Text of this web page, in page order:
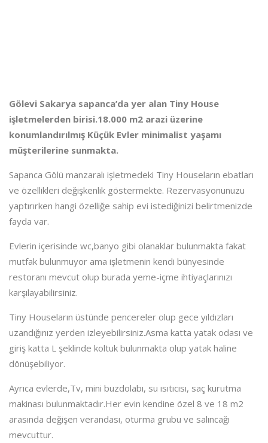
Gölevi Sakarya sapanca’da yer alan Tiny House
işletmelerden birisi.18.000 m2 arazi üzerine
konumlandırılmış Küçük Evler minimalist yaşamı
müşterilerine sunmakta.
Sapanca Gölü manzaralı işletmedeki Tiny Houseların ebatları
ve özellikleri değişkenlik göstermekte. Rezervasyonunuzu
yaptırırken hangi özelliğe sahip evi istediğinizi belirtmenizde
fayda var.
Evlerin içerisinde wc,banyo gibi olanaklar bulunmakta fakat
mutfak bulunmuyor ama işletmenin kendi bünyesinde
restoranı mevcut olup burada yeme-içme ihtiyaçlarınızı
karşılayabilirsiniz.
Tiny Houseların üstünde pencereler olup gece yıldızları
uzandığınız yerden izleyebilirsiniz.Asma katta yatak odası ve
giriş katta L şeklinde koltuk bulunmakta olup yatak haline
dönüşebiliyor.
Ayrıca evlerde,Tv, mini buzdolabı, su ısıtıcısı, saç kurutma
makinası bulunmaktadır.Her evin kendine özel 8 ve 18 m2
arasında değişen verandası, oturma grubu ve salıncağı
mevcuttur.